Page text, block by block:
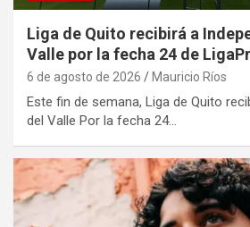
Liga de Quito recibirá a
Valle por la fecha 24 de
6 de agosto de 2026 Mauricio Ríos
Este fin de semana, Liga de Quito
del Valle Por la fecha 24…